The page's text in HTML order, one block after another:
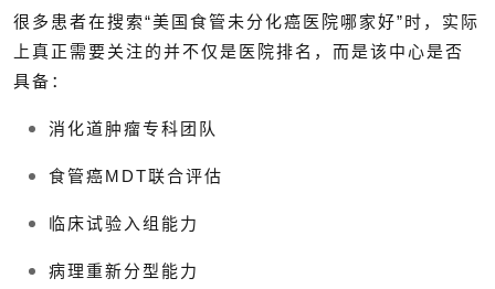
很多患者在搜索“美国食管未分化癌医院哪家好”时，实际
上真正需要关注的并不仅是医院排名，而是该中心是否
具备：
消化道肿瘤专科团队
食管癌MDT联合评估
临床试验入组能力
病理重新分型能力